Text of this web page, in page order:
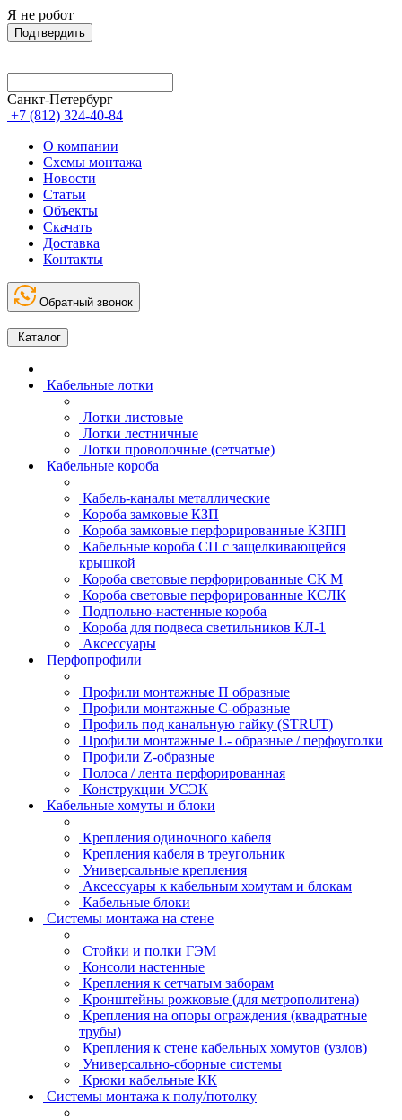
Я не робот
Подтвердить
Санкт-Петербург
+7 (812) 324-40-84
О компании
Схемы монтажа
Новости
Статьи
Объекты
Скачать
Доставка
Контакты
Обратный звонок
Каталог
Кабельные лотки
Лотки листовые
Лотки лестничные
Лотки проволочные (сетчатые)
Кабельные короба
Кабель-каналы металлические
Короба замковые КЗП
Короба замковые перфорированные КЗПП
Кабельные короба СП с защелкивающейся
крышкой
Короба световые перфорированные СК М
Короба световые перфорированные КСЛК
Подпольно-настенные короба
Короба для подвеса светильников КЛ-1
Аксессуары
Перфопрофили
Профили монтажные П образные
Профили монтажные C-образные
Профиль под канальную гайку (STRUT)
Профили монтажные L- образные / перфоуголки
Профили Z-образные
Полоса / лента перфорированная
Конструкции УСЭК
Кабельные хомуты и блоки
Крепления одиночного кабеля
Крепления кабеля в треугольник
Универсальные крепления
Аксессуары к кабельным хомутам и блокам
Кабельные блоки
Системы монтажа на стене
Стойки и полки ГЭМ
Консоли настенные
Крепления к сетчатым заборам
Кронштейны рожковые (для метрополитена)
Крепления на опоры ограждения (квадратные
трубы)
Крепления к стене кабельных хомутов (узлов)
Универсально-сборные системы
Крюки кабельные КК
Системы монтажа к полу/потолку